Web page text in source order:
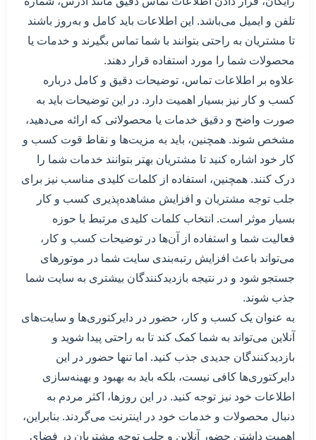
تلفن و ایمیل می‌باشد. این اطلاعات باید کامل و به‌روز باشند
تا مشتریان به راحتی بتوانند با شما تماس بگیرند و خدمات یا
محصولات شما را مورد استفاده قرار دهند.
علاوه بر اطلاعات تماس، توضیحات دقیق و کامل درباره
کسب و کار نیز بسیار اهمیت دارد. در این توضیحات باید به
صورت واضح و دقیق خدمات یا محصولاتی که ارائه می‌دهید،
مشخص شوند. همچنین، باید به مزیت‌ها و نقاط قوت کسب و
کار خود اشاره کنید تا مشتریان بهتر بتوانند خدمات شما را
درک کنند. همچنین، استفاده از کلمات کلیدی مناسب نیز برای
جلب توجه مشتریان و افزایش مشاهده‌پذیری کسب و کار
بسیار موثر است. انتخاب کلمات کلیدی مرتبط با حوزه
فعالیت شما و استفاده از آن‌ها در توضیحات کسب و کار،
می‌تواند باعث افزایش رتبه‌بندی سایت شما در موتورهای
جستجو شود و در نتیجه بازدیدکنندگان بیشتری به سایت شما
جذب شوند.
به عنوان یک کسب و کار، حضور در دایرکتوری‌ها و سایت‌های
آنلاین می‌تواند به شما کمک کند تا به راحتی پیدا شوید و
بازدیدکنندگان جدیدی جذب کنید. اما تنها حضور در این
دایرکتوری‌ها کافی نیست، بلکه باید به بهبود و بهینه‌سازی
اطلاعات خود نیز توجه کنید. در این روزها، اکثر مردم به
دنبال محصولات و خدمات خود در اینترنت می‌گردند. بنابراین،
اهمیت داشتن حضور آنلاین و جلب توجه مشتریان در فضای